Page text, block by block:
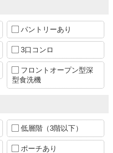
パントリーあり
3口コンロ
フロントオープン型深
型食洗機
低層階（3階以下）
ポーチあり